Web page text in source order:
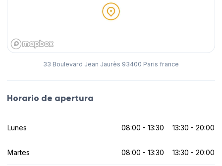
33 Boulevard Jean Jaurès 93400 Paris france
Horario de apertura
Lunes 08:00 - 13:30 13:30 - 20:00
Martes 08:00 - 13:30 13:30 - 20:00